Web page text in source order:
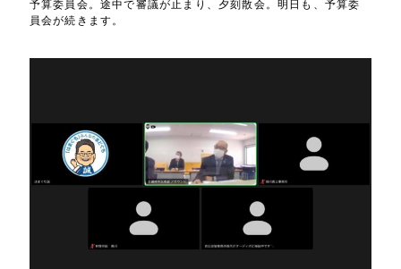
予算委員会。途中で審議が止まり、夕刻散会。明日も、予算委
員会が続きます。